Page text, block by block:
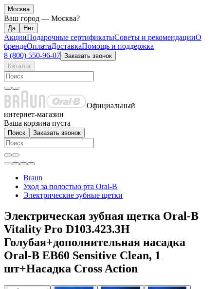
Москва
Ваш город — Москва?
АкцииПодарочные сертификатыСоветы и рекомендацииО
брендеОплатаДоставкаПомощь и поддержка
8 (800) 550-96-07 Заказать звонок
Каталог
Официальный
интернет-магазин
Ваша корзина пуста
Поиск Заказать звонок
Braun
Уход за полостью рта Oral-B
Электрические зубные щетки
Электрическая зубная щетка Oral-B
Vitality Pro D103.423.3H
Голубая+дополнительная насадка
Oral-B EB60 Sensitive Clean, 1
шт+Насадка Cross Action